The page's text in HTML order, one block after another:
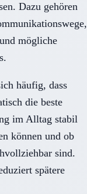
Dazu gehören
mögliche
häufig, dass
die beste
im Alltag stabil
können und ob
sind.
spätere